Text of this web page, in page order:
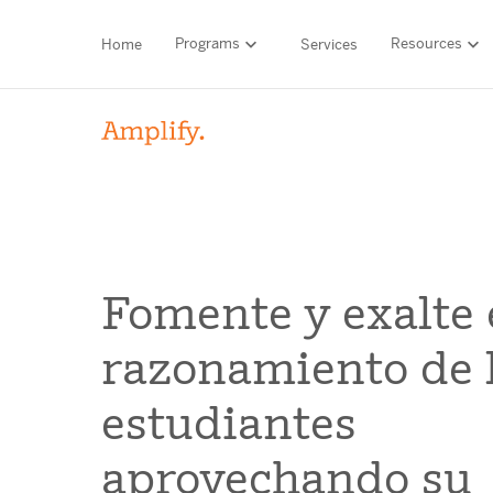
Home Programs
Find your
Need
Services Resources
SCIENCE
RESEARCH
BLOG AND WEBINAR LIBRARY
Fomente y exalte
razonamiento de
estudiantes
aprovechando su